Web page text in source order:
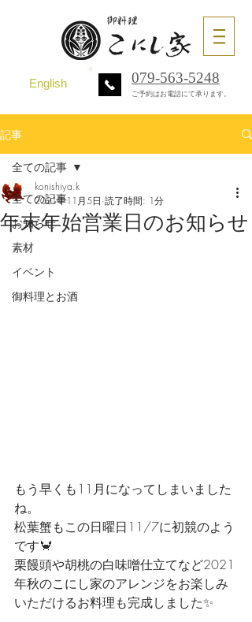
English 079-563-5248
ご予約はお電話にて承ります。
記事
全ての記事
お知らせ
素材
イベント
御料理とお酒
全ての記事
年末年始営業日のお知らせ
konishiya.k
2021年11月5日 読了時間: 1分
もう早くも11月になってしまいました
ね。
松葉蟹もこの日曜日11/7に初競のよう
です🦀
栗饅頭や胡桃の白味噌仕立てなど2021
年秋のこにし家のアレンジをお楽しみ
いただけるお料理も完成しました✨